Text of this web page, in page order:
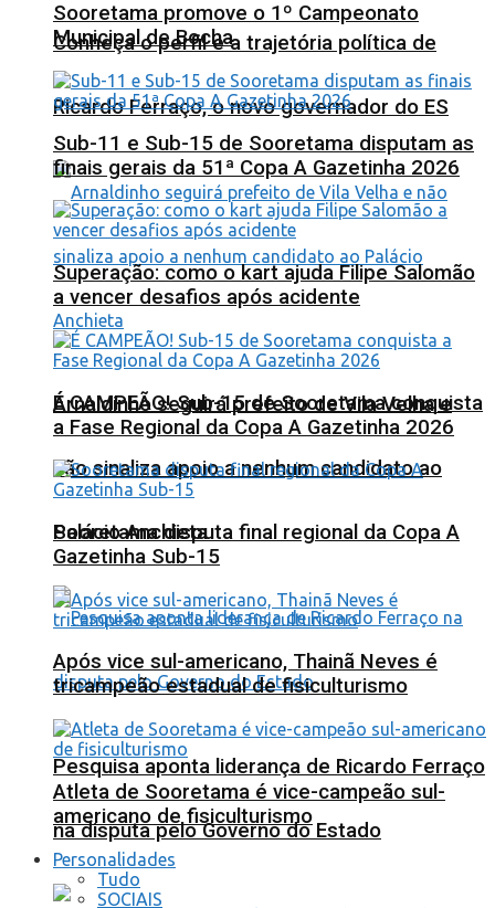
Conheça o perfil e a trajetória política de
Ricardo Ferraço, o novo governador do ES
Arnaldinho seguirá prefeito de Vila Velha e
não sinaliza apoio a nenhum candidato ao
Palácio Anchieta
Pesquisa aponta liderança de Ricardo Ferraço
na disputa pelo Governo do Estado
Sooretama promove o 1º Campeonato
Municipal de Bocha
Sub-11 e Sub-15 de Sooretama disputam as
finais gerais da 51ª Copa A Gazetinha 2026
Superação: como o kart ajuda Filipe Salomão
a vencer desafios após acidente
É CAMPEÃO! Sub-15 de Sooretama conquista
a Fase Regional da Copa A Gazetinha 2026
Sooretama disputa final regional da Copa A
Gazetinha Sub-15
Após vice sul-americano, Thainã Neves é
tricampeão estadual de fisiculturismo
Atleta de Sooretama é vice-campeão sul-
americano de fisiculturismo
Personalidades
Tudo
SOCIAIS